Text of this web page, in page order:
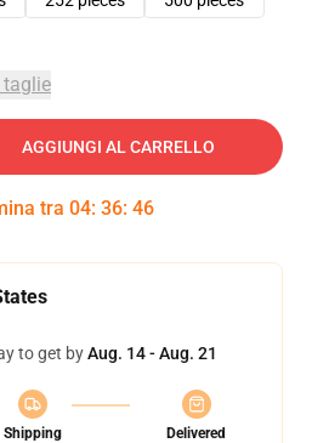
AGGIUNGI AL CARRELLO
tra 04: 36: 45
to get byAug. 14 - Aug. 21
Shipping
Delivered